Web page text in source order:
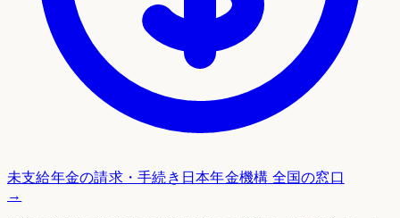
未支給年金の請求・手続き 日本年金機構 全国の窓口
→